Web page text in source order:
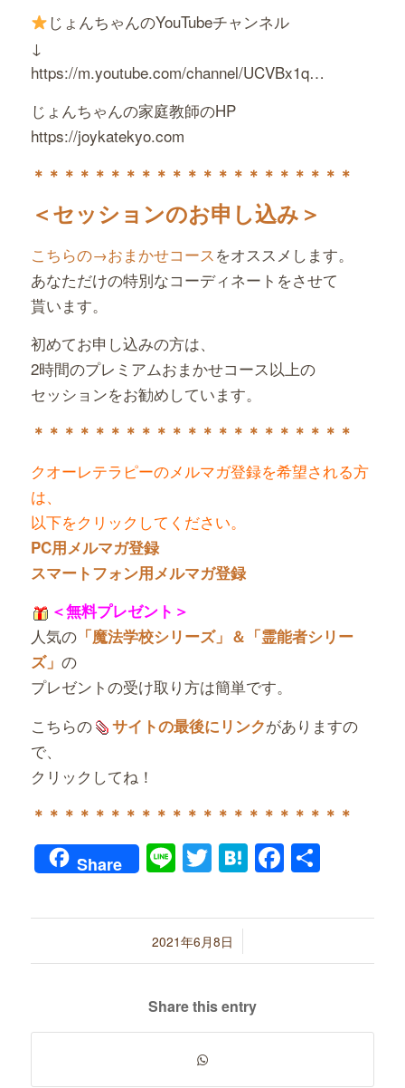
じょんちゃんのYouTubeチャンネル
↓
https://m.youtube.com/channel/UCVBx1q…
じょんちゃんの家庭教師のHP
https://joykatekyo.com
＊＊＊＊＊＊＊＊＊＊＊＊＊ ＊＊＊＊＊＊＊＊
＜セッションのお申し込み＞
こちらの→おまかせコース をオススメします。
あなただけの特別なコーディネートをさせて
貰います。
初めてお申し込みの方は、
2時間のプレミアムおまかせコース以上の
セッションをお勧めしています。
＊＊＊＊＊＊＊＊＊＊＊＊＊＊＊＊＊＊＊＊＊
クオーレテラピーのメルマガ登録を希望される方
は、
以下をクリックしてください。
PC用メルマガ登録
スマートフォン用メルマガ登録
＜無料プレゼント＞
人気の「魔法学校シリーズ」＆「霊能者シリー
ズ」 の
プレゼントの受け取り方は簡単です。
こちらの
サイトの最後にリンクがありますの
で、
クリックしてね！
＊＊＊＊＊＊＊＊＊＊＊＊＊＊＊＊＊＊＊＊＊
Share LineTwitter
Hatena共
2021年6月8日
/
Share this entry